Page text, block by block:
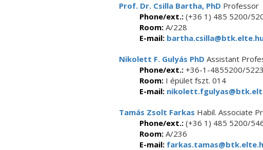
Prof. Dr. Csilla Bartha, PhD Professor
Phone/ext.: (+36 1) 485 5200/
Room: A/228
E-mail:
Nikolett F. Gulyás PhD Assistant
Phone/ext.: +36-1-4855200/5223
Room: I épület fszt. 014
E-mail:
Tamás Zsolt Farkas Habil. Associate
Phone/ext.: (+36 1) 485 5200/
Room: A/236
E-mail: